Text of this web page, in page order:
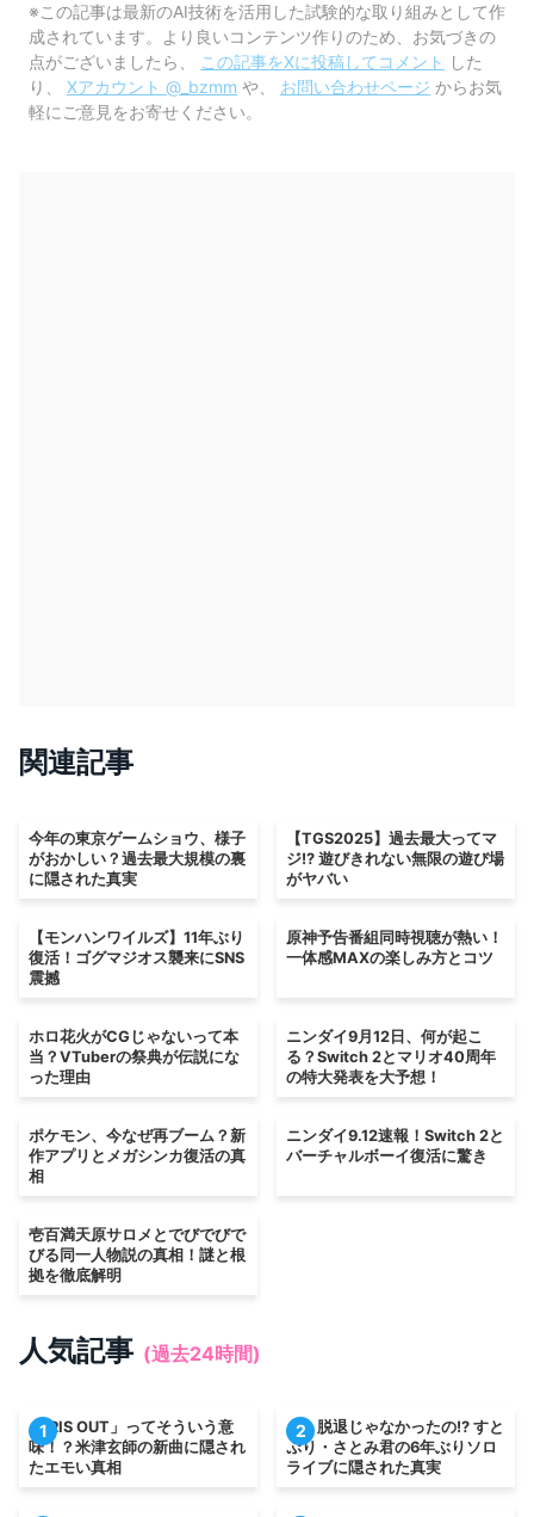
※この記事は最新のAI技術を活用した試験的な取り組みとして作
成されています。より良いコンテンツ作りのため、お気づきの
点がございましたら、
この記事をXに投稿してコメント した
り、
Xアカウント @_bzmm や、 お問い合わせページ からお気
軽にご意見をお寄せください。
関連記事
今年の東京ゲームショウ、様子
がおかしい？過去最大規模の裏
に隠された真実
【TGS2025】過去最大ってマ
ジ!? 遊びきれない無限の遊び場
がヤバい
【モンハンワイルズ】11年ぶり
復活！ゴグマジオス襲来にSNS
震撼
原神予告番組同時視聴が熱い！
一体感MAXの楽しみ方とコツ
ホロ花火がCGじゃないって本
当？VTuberの祭典が伝説にな
った理由
ニンダイ9月12日、何が起こ
る？Switch 2とマリオ40周年
の特大発表を大予想！
ポケモン、今なぜ再ブーム？新
作アプリとメガシンカ復活の真
相
ニンダイ9.12速報！Switch 2と
バーチャルボーイ復活に驚き
壱百満天原サロメとでびでびで
びる同一人物説の真相！謎と根
拠を徹底解明
人気記事 (過去24時間)
1
「IRIS OUT」ってそういう意
味！？米津玄師の新曲に隠され
たエモい真相
2
え、脱退じゃなかったの!? すと
ぷり・さとみ君の6年ぶりソロ
ライブに隠された真実